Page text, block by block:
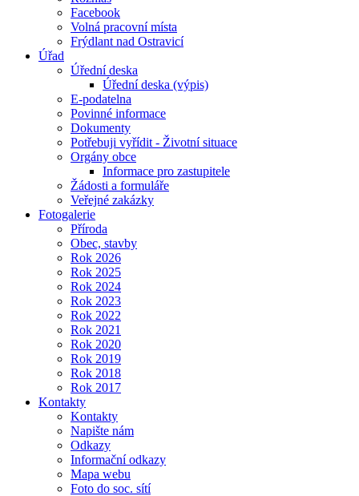
Facebook
Volná pracovní místa
Frýdlant nad Ostravicí
Úřad
Úřední deska
Úřední deska (výpis)
E-podatelna
Povinné informace
Dokumenty
Potřebuji vyřídit - Životní situace
Orgány obce
Informace pro zastupitele
Žádosti a formuláře
Veřejné zakázky
Fotogalerie
Příroda
Obec, stavby
Rok 2026
Rok 2025
Rok 2024
Rok 2023
Rok 2022
Rok 2021
Rok 2020
Rok 2019
Rok 2018
Rok 2017
Kontakty
Kontakty
Napište nám
Odkazy
Informační odkazy
Mapa webu
Foto do soc. sítí